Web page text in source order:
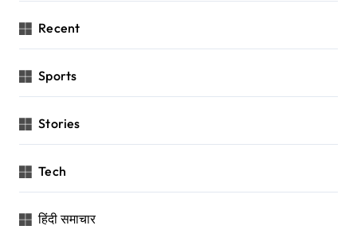
Recent
Sports
Stories
Tech
हिंदी समाचार